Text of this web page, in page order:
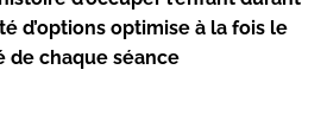
d’options optimise à la fois le
chaque séance